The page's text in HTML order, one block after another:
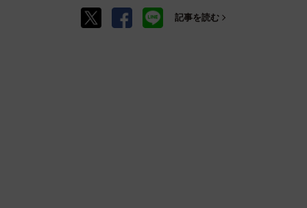
記事を読む